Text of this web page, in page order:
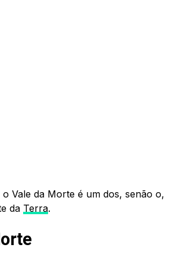
Vale da Morte é um dos, senão o,
da Terra.